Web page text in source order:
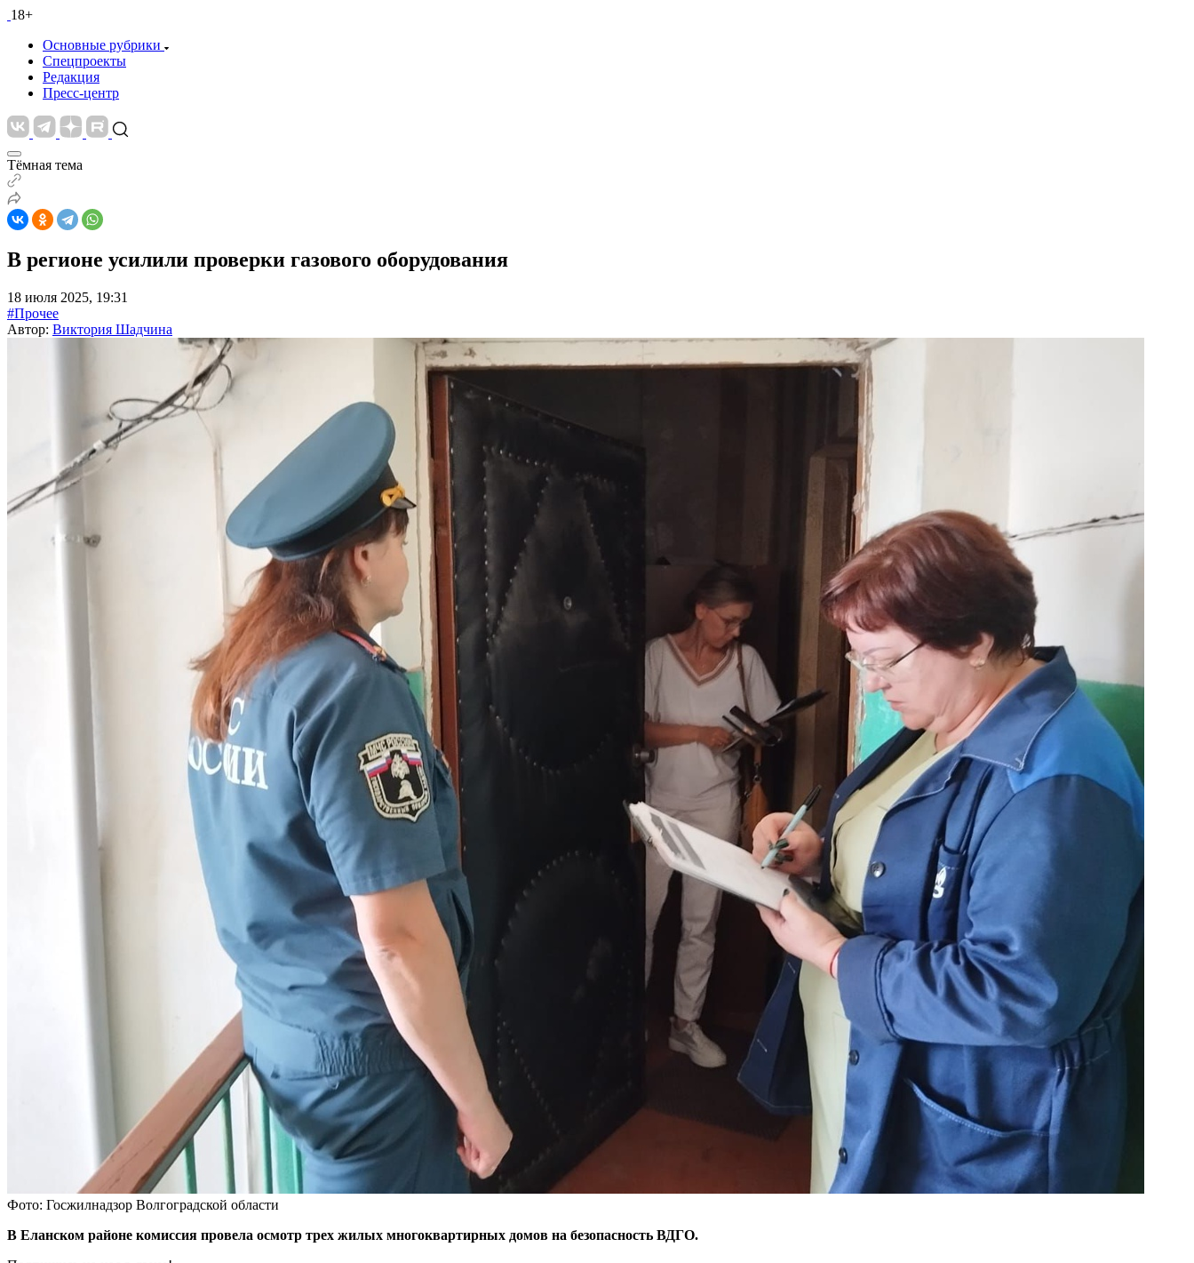
18+
Основные рубрики
Спецпроекты
Редакция
Пресс-центр
Тёмная тема
В регионе усилили проверки газового оборудования
18 июля 2025, 19:31
#Прочее
Автор: Виктория Шадчина
Фото: Госжилнадзор Волгоградской области
В Еланском районе комиссия провела осмотр трех жилых многоквартирных домов на безопасность ВДГО.